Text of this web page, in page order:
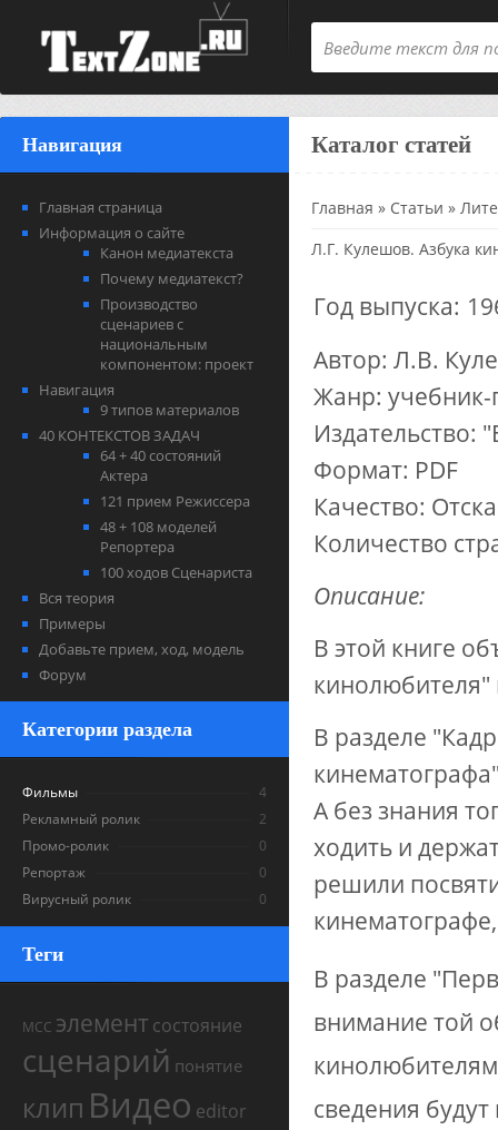
Навигация
Главная страница
Информация о сайте
Канон медиатекста
Почему медиатекст?
Производство
сценариев с
национальным
компонентом: проект
Навигация
9 типов материалов
40 КОНТЕКСТОВ ЗАДАЧ
64 + 40 состояний
Актера
121 прием Режиссера
48 + 108 моделей
Репортера
100 ходов Сценариста
Вся теория
Примеры
Добавьте прием, ход, модель
Форум
Категории раздела
Фильмы
4
Рекламный ролик
2
Промо-ролик
0
Репортаж
0
Вирусный ролик
0
Теги
МСС элемент состояние
сценарий понятие
клип Видео editor
Каталог статей
Главная » Статьи »
Л.Г. Кулешов. Азбука
Год выпуска:
Автор: Л.В.
Жанр: учебник-
Издательство:
Формат: PDF
Качество:
Количество
Описание:
В этой книге
В разделе
А без знания
ходить и
решили
В разделе
внимание той
сведения